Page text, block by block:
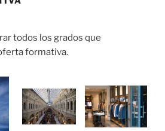
todos los grados que
formativa.